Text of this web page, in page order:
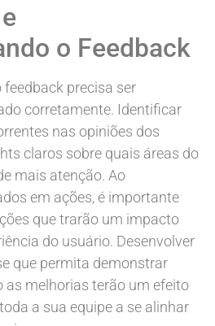
o Feedback
feedback precisa ser
corretamente. Identificar
nas opiniões dos
claros sobre quais áreas do
mais atenção. Ao
em ações, é importante
que trarão um impacto
do usuário. Desenvolver
que permita demonstrar
as melhorias terão um efeito
a sua equipe a se alinhar